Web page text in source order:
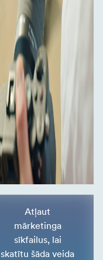
Atļaut
mārketinga
sīkfailus, lai
skatītu šāda veida